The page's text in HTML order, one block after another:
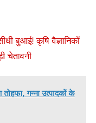
बुआई! कृषि वैज्ञानिकों
चेतावनी
तोहफा, गन्ना उत्पादकों के